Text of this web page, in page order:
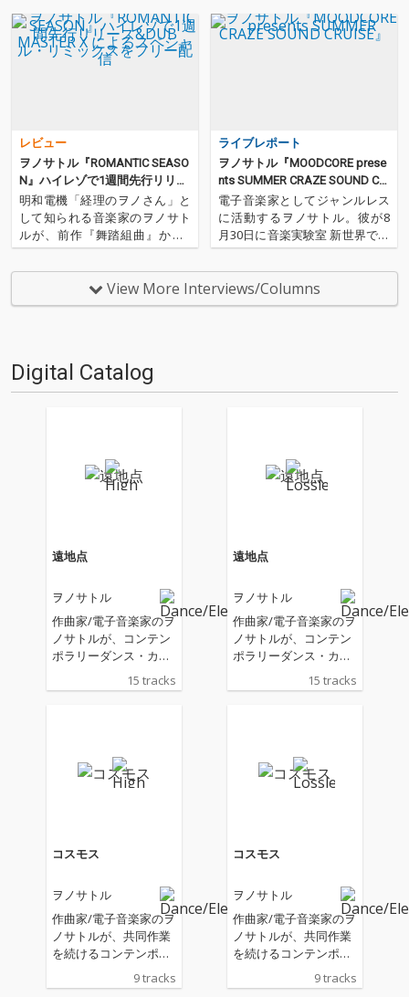
レビュー
ヲノサトル『ROMANTIC SEASO
N』ハイレゾで1週間先行リリー
ス&DUB MASTER X によるスペ
シャル・リミックスをフリー配
信
明和電機「経理のヲノさん」と
して知られる音楽家のヲノサト
ルが、前作『舞踏組曲』から2
年半ぶりとなるオリジナル・ア
ルバム『ロマンティック・シー
ズン』をリリース。甘くムーデ
ィな電子音楽 = ムード・エレク
ライブレポート
ヲノサトル『MOODCORE prese
nts SUMMER CRAZE SOUND CR
UISE』
電子音楽家としてジャンルレス
に活動するヲノサトル。彼が8
月30日に音楽実験室 新世界で行
ったライヴ『MOODCORE pres
ents SUMMER CRAZE SOUND C
RUISE』の録音音源を配信開始!!
様々なアーティストとコラボレ
View More Interviews/Columns
Digital Catalog
遠地点
ヲノサトル
作曲家/電子音楽家のヲ
ノサトルが、コンテン
ポラリーダンス・カン
パニー「Co.山田うん」
の舞台「遠地点」(202
用に自らエディット＆
リマスタリング。エレ
ンビエントまで、BGM
なサウンドトラック
集。
15 tracks
遠地点
ヲノサトル
作曲家/電子音楽家のヲ
ノサトルが、コンテン
ポラリーダンス・カン
パニー「Co.山田うん」
の舞台「遠地点」(202
用に自らエディット＆
リマスタリング。エレ
ンビエントまで、BGM
なサウンドトラック
集。
15 tracks
コスモス
ヲノサトル
作曲家/電子音楽家のヲ
ノサトルが、共同作業
を続けるコンテンポラ
リーダンス・カンパニ
ー「Co.山田うん」の舞
9 tracks
コスモス
ヲノサトル
作曲家/電子音楽家のヲ
ノサトルが、共同作業
を続けるコンテンポラ
リーダンス・カンパニ
ー「Co.山田うん」の舞
9 tracks